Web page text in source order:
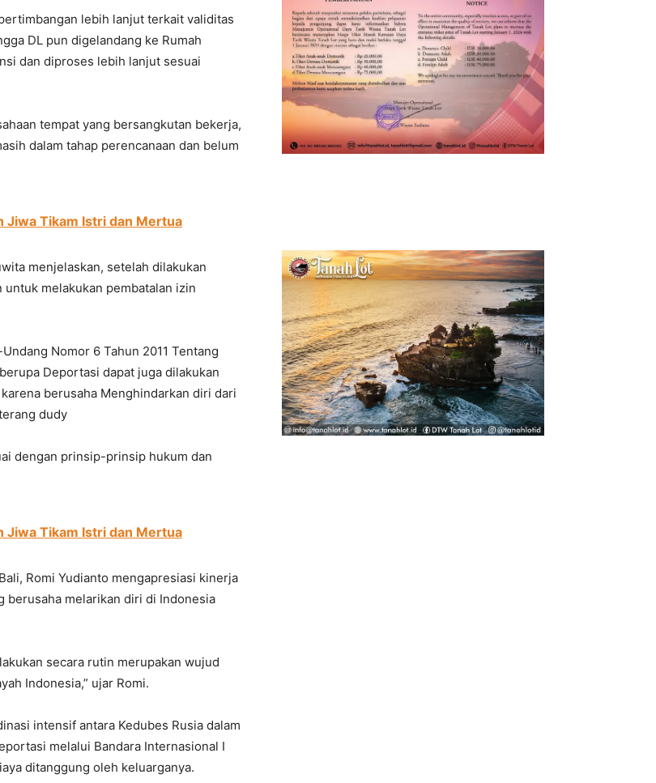
lebih lanjut terkait validitas
DL pun digelandang ke Rumah
dan diproses lebih lanjut sesuai
tempat yang bersangkutan bekerja,
dalam tahap perencanaan dan belum
Jiwa Tikam Istri dan Mertua
menjelaskan, setelah dilakukan
melakukan pembatalan izin
Nomor 6 Tahun 2011 Tentang
Deportasi dapat juga dilakukan
berusaha Menghindarkan diri dari
dudy
dengan prinsip-prinsip hukum dan
Jiwa Tikam Istri dan Mertua
Romi Yudianto mengapresiasi kinerja
berusaha melarikan diri di Indonesia
secara rutin merupakan wujud
Indonesia,” ujar Romi.
intensif antara Kedubes Rusia dalam
melalui Bandara Internasional I
ditanggung oleh keluarganya.